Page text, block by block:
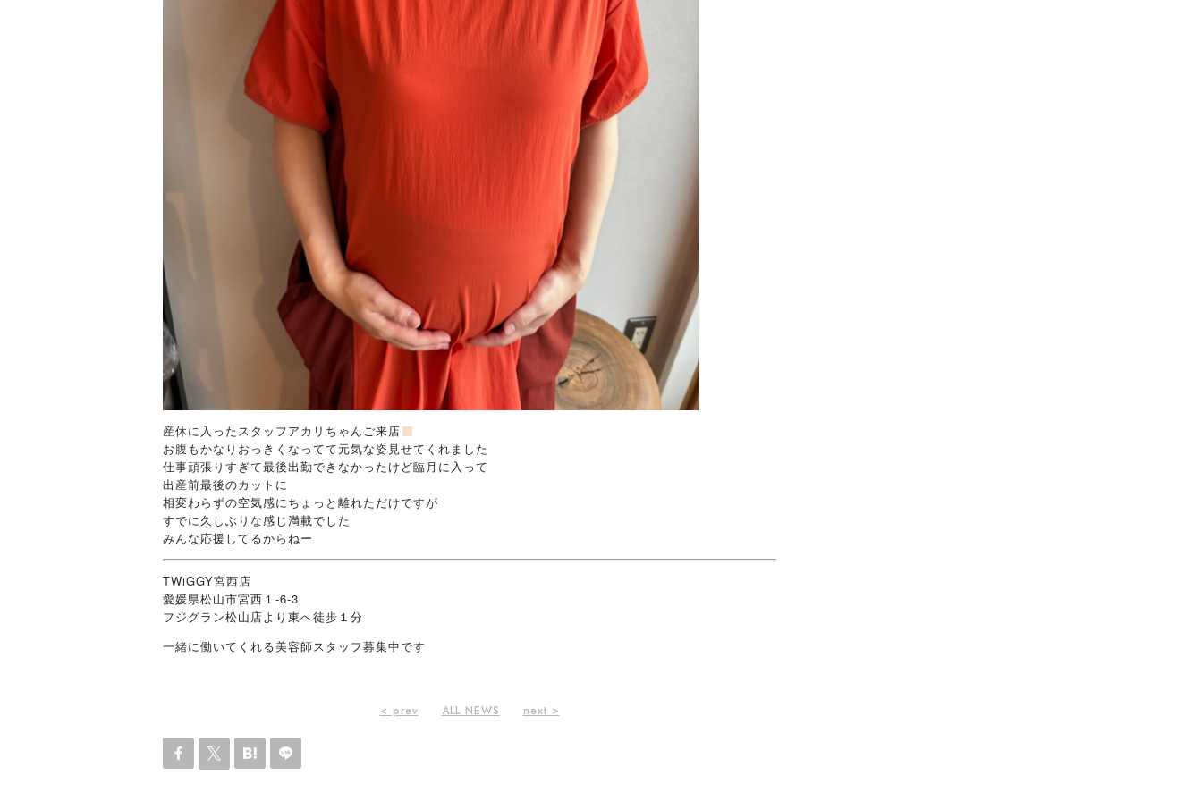
産休に入ったスタッフアカリちゃんご来店
お腹もかなりおっきくなってて元気な姿見せてくれました
仕事頑張りすぎて最後出勤できなかったけど臨月に入って
出産前最後のカットに
相変わらずの空気感にちょっと離れただけですが
すでに久しぶりな感じ満載でした
みんな応援してるからねー
TWiGGY宮西店
愛媛県松山市宮西１-6-3
フジグラン松山店より東へ徒歩１分
一緒に働いてくれる美容師スタッフ募集中です
< prev ALL NEWS next >